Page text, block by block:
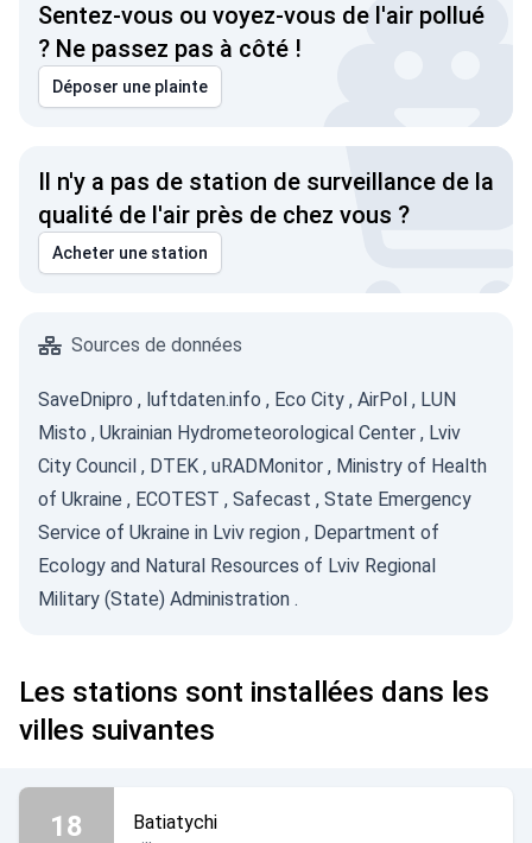
Sentez-vous ou voyez-vous de l'air pollué
? Ne passez pas à côté !
Déposer une plainte
Il n'y a pas de station de surveillance de la
qualité de l'air près de chez vous ?
Acheter une station
Sources de données
SaveDnipro , luftdaten.info , Eco City , AirPol , LUN
Misto , Ukrainian Hydrometeorological Center , Lviv
City Council , DTEK , uRADMonitor , Ministry of Health
of Ukraine , ECOTEST , Safecast , State Emergency
Service of Ukraine in Lviv region , Department of
Ecology and Natural Resources of Lviv Regional
Military (State) Administration .
Les stations sont installées dans les
villes suivantes
18 Batiatychi